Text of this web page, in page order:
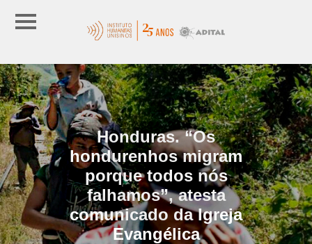
Honduras. “Os
hondurenhos migram
porque todos nós
falhamos”, atesta
comunicado da Igreja
Evangélica